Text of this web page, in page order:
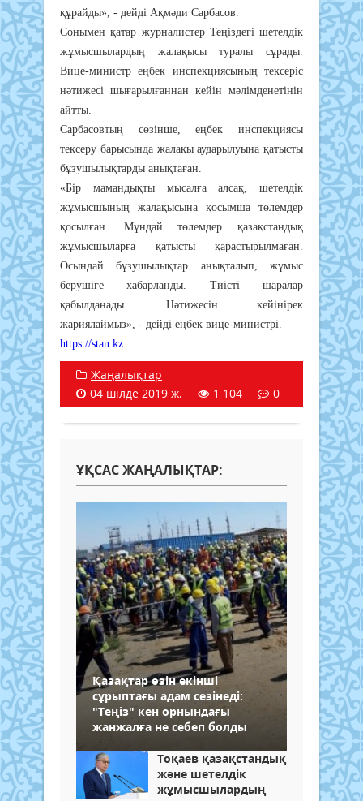
құрайды», - дейді Ақмәди Сарбасов.
Сонымен қатар журналистер Теңіздегі шетелдік
жұмысшылардың жалақысы туралы сұрады.
Вице-министр еңбек инспекциясының тексеріс
нәтижесі шығарылғаннан кейін мәлімденетінін
айтты.
Сарбасовтың сөзінше, еңбек инспекциясы
тексеру барысында жалақы аударылуына қатысты
бұзушылықтарды анықтаған.
«Бір мамандықты мысалға алсақ, шетелдік
жұмысшының жалақысына қосымша төлемдер
қосылған. Мұндай төлемдер қазақстандық
жұмысшыларға қатысты қарастырылмаған.
Осындай бұзушылықтар анықталып, жұмыс
берушіге хабарланды. Тиісті шаралар
қабылданады. Нәтижесін кейінірек
жариялаймыз», - дейді еңбек вице-министрі.
https://stan.kz
Жаңалықтар
04 шілде 2019 ж.
1 104 0
ҰҚСАС ЖАҢАЛЫҚТАР:
Қазақтар өзін екінші
сұрыптағы адам сезінеді:
"Теңіз" кен орнындағы
жанжалға не себеп болды
Тоқаев қазақстандық
және шетелдік
жұмысшылардың